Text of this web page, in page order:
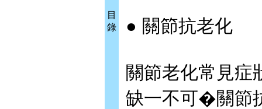
目
錄
● 關節抗老化
關節老化常見
缺一不可�關節